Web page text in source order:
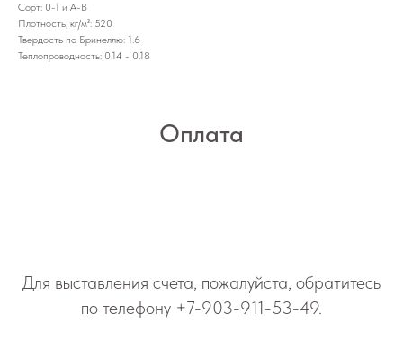
Сорт: 0-1 и А-В
Плотность, кг/м³: 520
Твердость по Бринеллю: 1.6
Теплопроводность: 0.14 - 0.18
Оплата
Для выставления счета, пожалуйста, обратитесь
по телефону +7-903-911-53-49.